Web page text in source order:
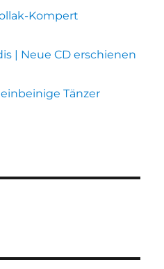
Kompert
| Neue CD erschienen
Tänzer